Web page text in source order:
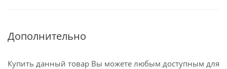
Дополнительно
Купить данный товар Вы можете любым доступным для